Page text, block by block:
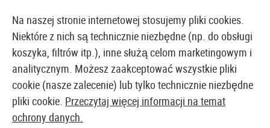
EUROPEJSKI AIRSOFT SKLEP I HURTOWNIA
Strona główna
Na naszej stronie internetowej stosujemy pliki cookies.
Niektóre z nich są technicznie niezbędne (np. do obsługi
koszyka, filtrów itp.), inne służą celom marketingowym i
analitycznym. Możesz zaakceptować wszystkie pliki
cookie (nasze zalecenie) lub tylko technicznie niezbędne
pliki cookie. Przeczytaj więcej informacji na temat
ochrony danych.